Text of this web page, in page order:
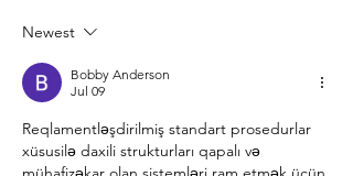
Newest
Bobby Anderson
Jul 09
Reqlamentləşdirilmiş standart prosedurlar
xüsusilə daxili strukturları qapalı və